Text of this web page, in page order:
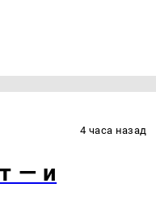
4 часа назад
— и